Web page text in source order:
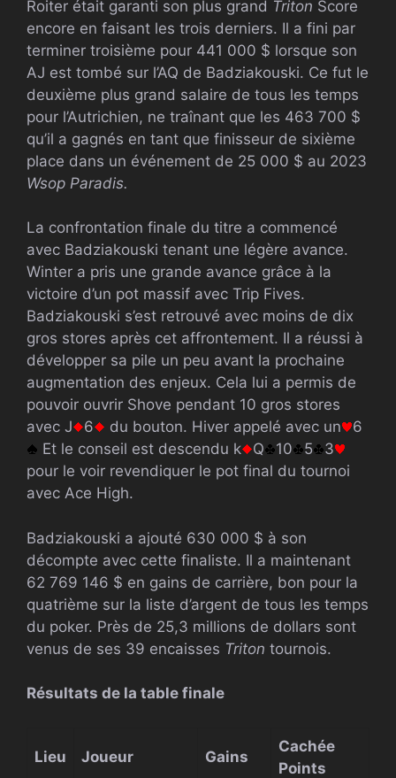
Roiter était garanti son plus grand Triton Score
encore en faisant les trois derniers. Il a fini par
terminer troisième pour 441 000 $ lorsque son
AJ est tombé sur l’AQ de Badziakouski. Ce fut le
deuxième plus grand salaire de tous les temps
pour l’Autrichien, ne traînant que les 463 700 $
qu’il a gagnés en tant que finisseur de sixième
place dans un événement de 25 000 $ au 2023
Wsop Paradis.
La confrontation finale du titre a commencé
avec Badziakouski tenant une légère avance.
Winter a pris une grande avance grâce à la
victoire d’un pot massif avec Trip Fives.
Badziakouski s’est retrouvé avec moins de dix
gros stores après cet affrontement. Il a réussi à
développer sa pile un peu avant la prochaine
augmentation des enjeux. Cela lui a permis de
pouvoir ouvrir Shove pendant 10 gros stores
avec J
6 du bouton. Hiver appelé avec un
6
Et le conseil est descendu k
Q 10 5
3
pour le voir revendiquer le pot final du tournoi
avec Ace High.
Badziakouski a ajouté 630 000 $ à son
décompte avec cette finaliste. Il a maintenant
62 769 146 $ en gains de carrière, bon pour la
quatrième sur la liste d’argent de tous les temps
du poker. Près de 25,3 millions de dollars sont
venus de ses 39 encaisses Triton tournois.
Résultats de la table finale
Lieu Joueur Gains
Cachée
Points